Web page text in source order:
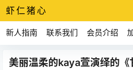
虾仁猪心
新人指南 联系我们 会员介绍
美丽温柔的kaya萱演绎的《